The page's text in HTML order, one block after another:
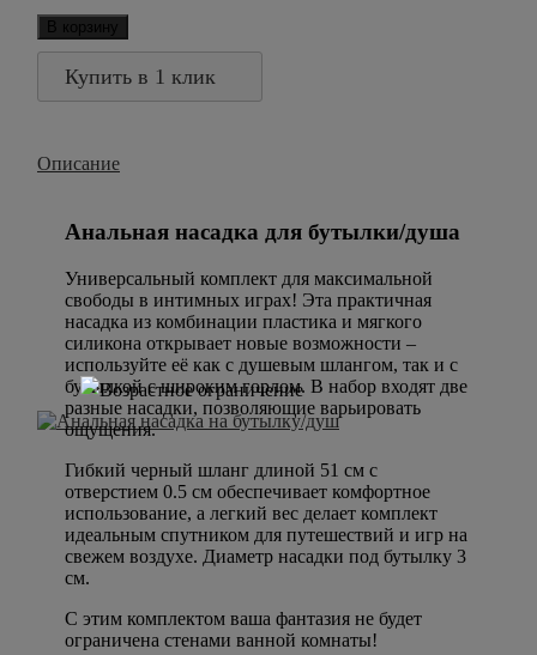
В корзину
Купить в 1 клик
Описание
Анальная насадка для бутылки/душа
Универсальный комплект для максимальной
свободы в интимных играх! Эта практичная
насадка из комбинации пластика и мягкого
силикона открывает новые возможности –
используйте её как с душевым шлангом, так и с
бутылкой с широким горлом. В набор входят две
разные насадки, позволяющие варьировать
ощущения.
Гибкий черный шланг длиной 51 см с
отверстием 0.5 см обеспечивает комфортное
использование, а легкий вес делает комплект
идеальным спутником для путешествий и игр на
свежем воздухе. Диаметр насадки под бутылку 3
см.
С этим комплектом ваша фантазия не будет
ограничена стенами ванной комнаты!